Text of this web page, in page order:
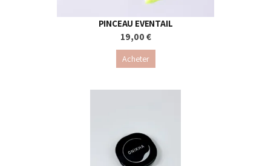
PINCEAU EVENTAIL
19,00 €
Acheter